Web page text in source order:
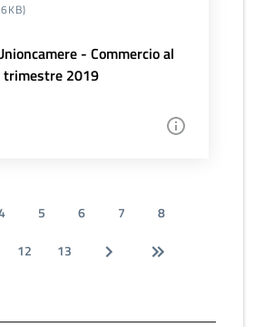
- Commercio al
2019
5 6 7
8
12 13